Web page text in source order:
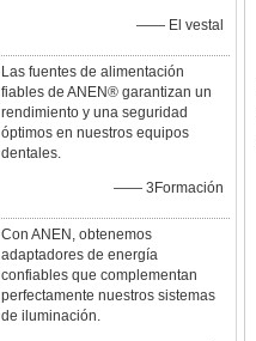
—— El vestal
Las fuentes de alimentación
fiables de ANEN® garantizan un
rendimiento y una seguridad
óptimos en nuestros equipos
dentales.
—— 3Formación
Con ANEN, obtenemos
adaptadores de energía
confiables que complementan
perfectamente nuestros sistemas
de iluminación.